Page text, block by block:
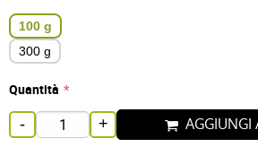
100 g
300 g
Quantità
- + AGGIUNGI